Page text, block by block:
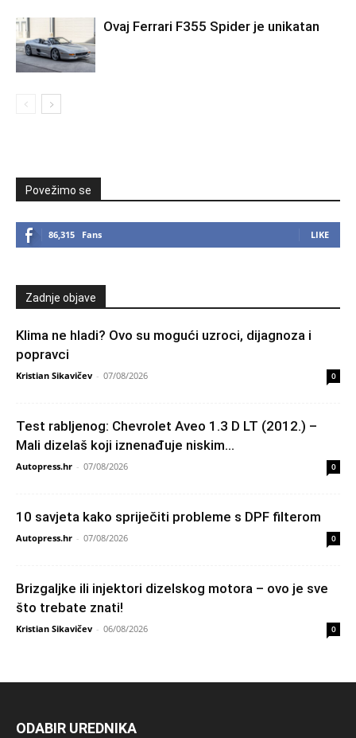
Ovaj Ferrari F355 Spider je unikatan
Povežimo se
86,315 Fans LIKE
Zadnje objave
Klima ne hladi? Ovo su mogući uzroci, dijagnoza i
popravci
Kristian Sikavičev - 07/08/2026 0
Test rabljenog: Chevrolet Aveo 1.3 D LT (2012.) –
Mali dizelaš koji iznenađuje niskim...
Autopress.hr - 07/08/2026 0
10 savjeta kako spriječiti probleme s DPF filterom
Autopress.hr - 07/08/2026 0
Brizgaljke ili injektori dizelskog motora – ovo je sve
što trebate znati!
Kristian Sikavičev - 06/08/2026 0
ODABIR UREDNIKA